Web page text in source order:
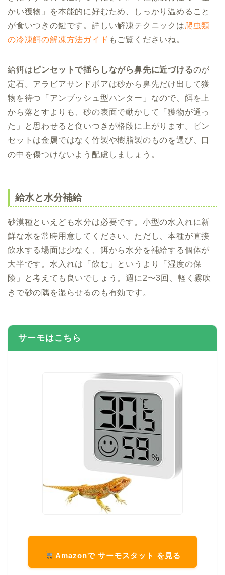
かい獲物」を本能的に好むため、しっかり温めること
が食いつきの鍵です。詳しい解凍テクニックは爬虫類
の冷凍餌の解凍方法ガイド もご覧くださいね。
給餌は ピンセットで揺らしながら鼻先に近づけるのが
定石。アラビアサンドボアは砂から鼻先だけ出して獲
物を待つ「アンブッシュ型ハンター」なので、餌を上
から落とすよりも、砂の表面で動かして「獲物が通っ
た」と思わせると食いつきが格段に上がります。ピン
セットは金属ではなく竹製や樹脂製のものを選び、口
の中を傷つけないよう配慮しましょう。
給水と水分補給
砂漠種といえども水分は必要です。小型の水入れに新
鮮な水を常時用意してください。ただし、本種が直接
飲水する場面は少なく、餌から水分を補給する個体が
大半です。水入れは「飲む」というより「湿度の保
険」と考えても良いでしょう。週に2〜3回、軽く霧吹
きで砂の隅を湿らせるのも有効です。
サーモはこちら
Amazonで サーモスタット を見る